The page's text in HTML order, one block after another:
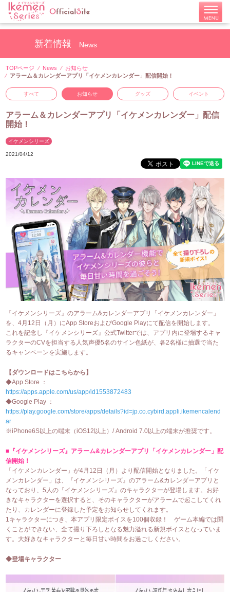
新着情報 News
TOPページ News
お知らせ
アラーム＆カレンダーアプリ「イケメンカレンダー」配信開始！
すべて お知らせ グッズ イベント
アラーム＆カレンダーアプリ「イケメンカレンダー」配信
開始！
イケメンシリーズ
2021/04/12
『イケメンシリーズ』のアラーム&カレンダーアプリ「イケメンカレンダー」
を、4月12日（月）にApp StoreおよびGoogle Playにて配信を開始します。
これを記念し『イケメンシリーズ』公式Twitterでは、アプリ内に登場するキャ
ラクターのCVを担当する人気声優5名のサイン色紙が、各2名様に抽選で当た
るキャンペーンを実施します。
【ダウンロードはこちらから】
◆App Store ：
https://apps.apple.com/us/app/id1553872483
◆Google Play ：
https://play.google.com/store/apps/details?id=jp.co.cybird.appli.ikemencalend
ar
※iPhone6S以上の端末（iOS12以上）/ Android 7.0以上の端末が推奨です。
■『イケメンシリーズ』アラーム&カレンダーアプリ「イケメンカレンダー」配
信開始！
「イケメンカレンダー」が4月12日（月）より配信開始となりました。「イケ
メンカレンダー」は、『イケメンシリーズ』のアラーム&カレンダーアプリと
なっており、5人の『イケメンシリーズ』のキャラクターが登場します。お好
きなキャラクターを選択すると、そのキャラクターがアラームで起こしてくれ
たり、カレンダーに登録した予定をお知らせしてくれます。
1キャラクターにつき、本アプリ限定ボイスを100個収録！ ゲーム本編では聞
くことができない、全て撮り下ろしとなる魅力溢れる新規ボイスとなっていま
す。大好きなキャラクターと毎日甘い時間をお過ごしください。
◆登場キャラクター